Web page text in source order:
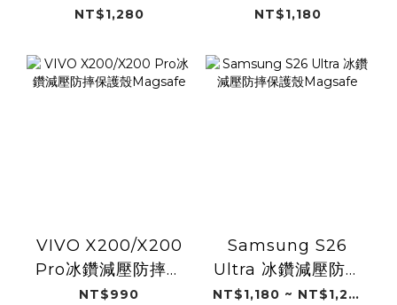
減壓防摔保護殼
NT$1,280
防摔保護殼
NT$1,180
VIVO X200/X200
Pro冰鑽減壓防摔保
護殼Magsafe
NT$990
Samsung S26
Ultra 冰鑽減壓防摔
保護殼MagsafeNT$1,180 ~ NT$1,280